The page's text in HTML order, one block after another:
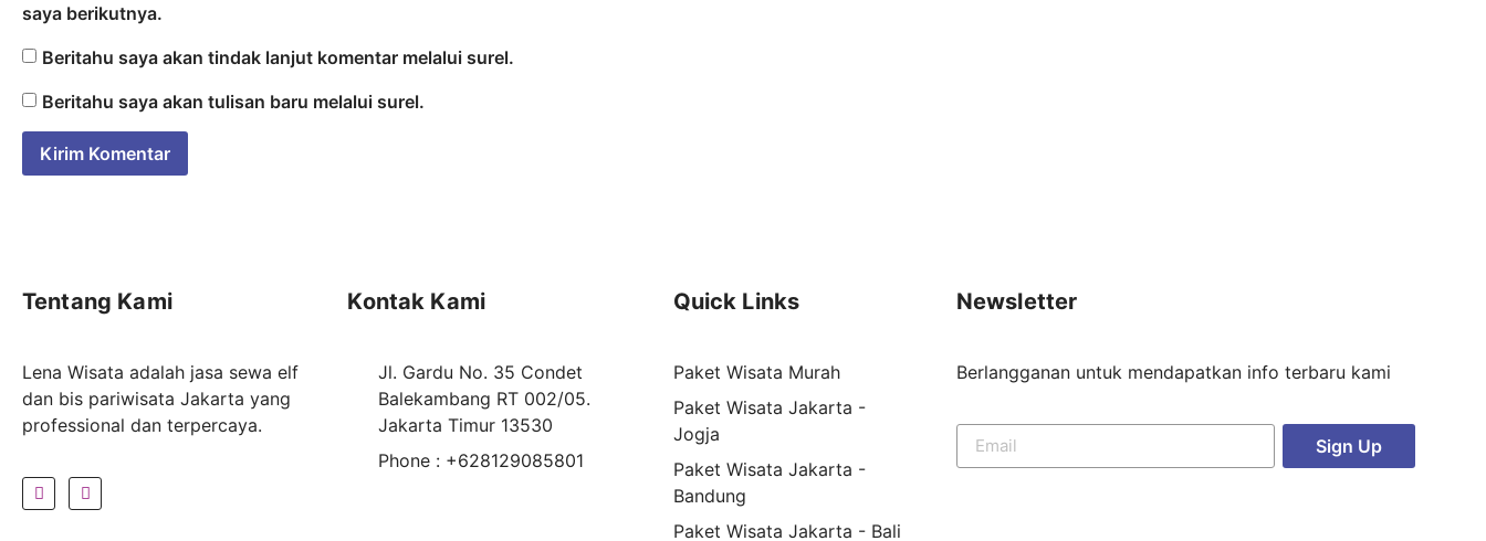
saya berikutnya.
Beritahu saya akan tindak lanjut komentar melalui surel.
Beritahu saya akan tulisan baru melalui surel.
Tentang Kami
Lena Wisata adalah jasa sewa elf
dan bis pariwisata Jakarta yang
professional dan terpercaya.
Kontak Kami
Jl. Gardu No. 35 Condet
Balekambang RT 002/05.
Jakarta Timur 13530
Phone : +628129085801
Quick Links
Paket Wisata Murah
Paket Wisata Jakarta -
Jogja
Paket Wisata Jakarta -
Bandung
Paket Wisata Jakarta - Bali
Newsletter
Berlangganan untuk mendapatkan info terbaru kami
Sign Up